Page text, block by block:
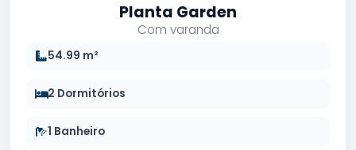
Planta Garden
Com varanda
54.99 m²
2 Dormitórios
1 Banheiro